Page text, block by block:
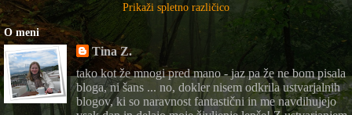
Prikaži spletno različico
O meni
Tina Z.
tako kot že mnogi pred mano - jaz pa že ne bom pisala
bloga, ni šans ... no, dokler nisem odkrila ustvarjalnih
blogov, ki so naravnost fantastični in me navdihujejo